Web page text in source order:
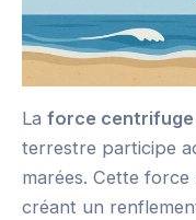
La force centrifuge
terrestre participe
marées. Cette force
créant un